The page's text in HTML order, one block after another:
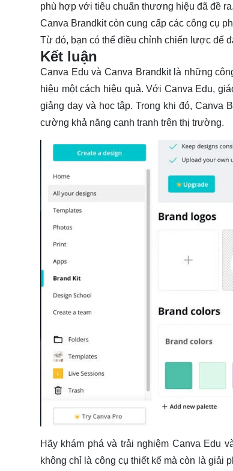
phù hợp với tiêu chuẩn thương hiệu đã đề ra.
Canva Brandkit còn cung cấp các công cụ
Từ đó, bạn có thể điều chỉnh chiến lược để
Kết luận
Canva Edu và Canva Brandkit là những
hiệu một cách hiệu quả. Với Canva Edu,
giảng dạy và học tập. Trong khi đó, Canva
cường khả năng cạnh tranh trên thị trường.
Hãy khám phá và trải nghiệm Canva Edu
không chỉ là công cụ thiết kế mà còn là giải